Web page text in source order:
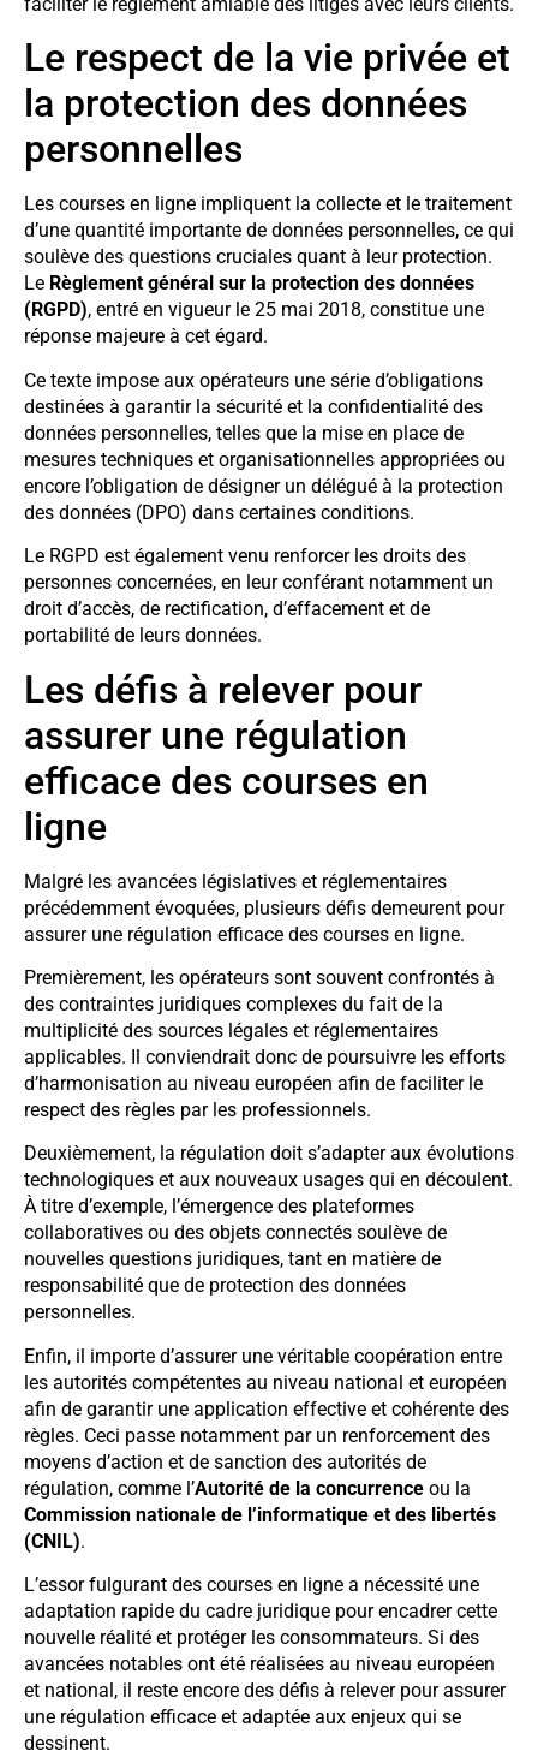
Le respect de la vie privée et
la protection des données
personnelles
Les courses en ligne impliquent la collecte et le traitement
d’une quantité importante de données personnelles, ce qui
soulève des questions cruciales quant à leur protection.
Le Règlement général sur la protection des données
(RGPD), entré en vigueur le 25 mai 2018, constitue une
réponse majeure à cet égard.
Ce texte impose aux opérateurs une série d’obligations
destinées à garantir la sécurité et la confidentialité des
données personnelles, telles que la mise en place de
mesures techniques et organisationnelles appropriées ou
encore l’obligation de désigner un délégué à la protection
des données (DPO) dans certaines conditions.
Le RGPD est également venu renforcer les droits des
personnes concernées, en leur conférant notamment un
droit d’accès, de rectification, d’effacement et de
portabilité de leurs données.
Les défis à relever pour
assurer une régulation
efficace des courses en
ligne
Malgré les avancées législatives et réglementaires
précédemment évoquées, plusieurs défis demeurent pour
assurer une régulation efficace des courses en ligne.
Premièrement, les opérateurs sont souvent confrontés à
des contraintes juridiques complexes du fait de la
multiplicité des sources légales et réglementaires
applicables. Il conviendrait donc de poursuivre les efforts
d’harmonisation au niveau européen afin de faciliter le
respect des règles par les professionnels.
Deuxièmement, la régulation doit s’adapter aux évolutions
technologiques et aux nouveaux usages qui en découlent.
À titre d’exemple, l’émergence des plateformes
collaboratives ou des objets connectés soulève de
nouvelles questions juridiques, tant en matière de
responsabilité que de protection des données
personnelles.
Enfin, il importe d’assurer une véritable coopération entre
les autorités compétentes au niveau national et européen
afin de garantir une application effective et cohérente des
règles. Ceci passe notamment par un renforcement des
moyens d’action et de sanction des autorités de
régulation, comme l’Autorité de la concurrence ou la
Commission nationale de l’informatique et des libertés
(CNIL).
L’essor fulgurant des courses en ligne a nécessité une
adaptation rapide du cadre juridique pour encadrer cette
nouvelle réalité et protéger les consommateurs. Si des
avancées notables ont été réalisées au niveau européen
et national, il reste encore des défis à relever pour assurer
une régulation efficace et adaptée aux enjeux qui se
dessinent.